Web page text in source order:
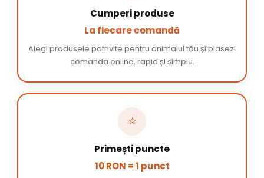
Cumperi produse
La fiecare comandă
Alegi produsele potrivite pentru animalul tău și plasezi
comanda online, rapid și simplu.
⭐
Primești puncte
10 RON = 1 punct